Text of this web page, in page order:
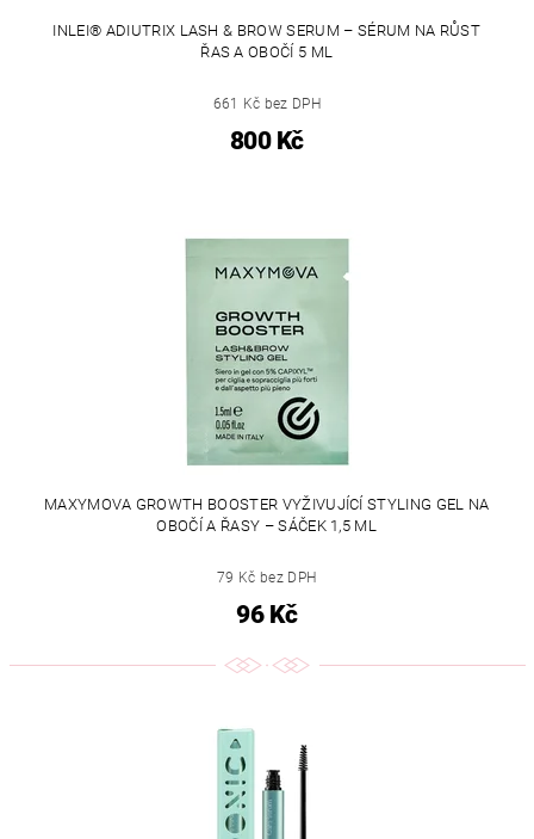
INLEI® ADIUTRIX LASH & BROW SERUM – SÉRUM NA RŮST
ŘAS A OBOČÍ 5 ML
661 Kč bez DPH
800 Kč
MAXYMOVA GROWTH BOOSTER VYŽIVUJÍCÍ STYLING GEL NA
OBOČÍ A ŘASY – SÁČEK 1,5 ML
79 Kč bez DPH
96 Kč